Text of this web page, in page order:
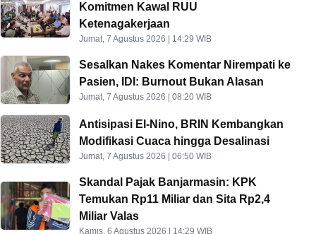
Komitmen Kawal RUU
Ketenagakerjaan
Jumat, 7 Agustus 2026 | 14:29 WIB
Sesalkan Nakes Komentar Nirempati ke
Pasien, IDI: Burnout Bukan Alasan
Jumat, 7 Agustus 2026 | 08:20 WIB
Antisipasi El-Nino, BRIN Kembangkan
Modifikasi Cuaca hingga Desalinasi
Jumat, 7 Agustus 2026 | 06:50 WIB
Skandal Pajak Banjarmasin: KPK
Temukan Rp11 Miliar dan Sita Rp2,4
Miliar Valas
Kamis, 6 Agustus 2026 | 14:29 WIB